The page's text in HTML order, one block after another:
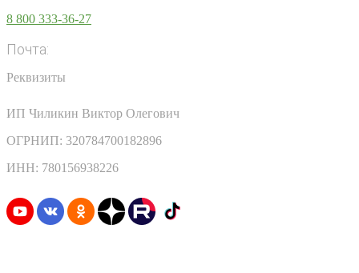
8 800 333-36-27
Почта:
Реквизиты
ИП Чиликин Виктор Олегович
ОГРНИП: 320784700182896
ИНН: 780156938226